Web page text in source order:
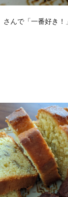
んで「一番好き！